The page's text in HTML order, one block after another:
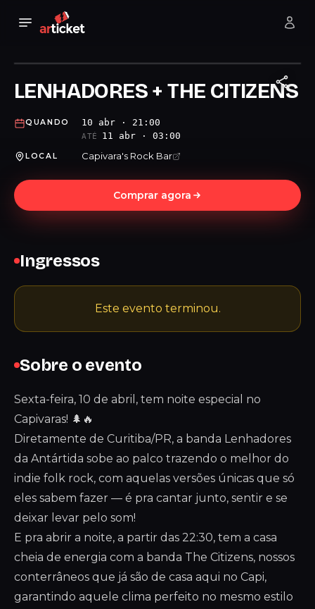
LENHADORES + THE CITIZENS
QUANDO 10 abr · 21:00
ATÉ 11 abr · 03:00
LOCAL Capivara's Rock Bar
Comprar agora
Sobre o evento
Sexta-feira, 10 de abril, tem noite especial no
Capivaras! 🌲🔥
Diretamente de Curitiba/PR, a banda Lenhadores
da Antártida sobe ao palco trazendo o melhor do
indie folk rock, com aquelas versões únicas que só
eles sabem fazer — é pra cantar junto, sentir e se
deixar levar pelo som!
E pra abrir a noite, a partir das 22:30, tem a casa
cheia de energia com a banda The Citizens, nossos
conterrâneos que já são de casa aqui no Capi,
garantindo aquele clima perfeito no mesmo estilo
Ingressos
Este evento terminou.